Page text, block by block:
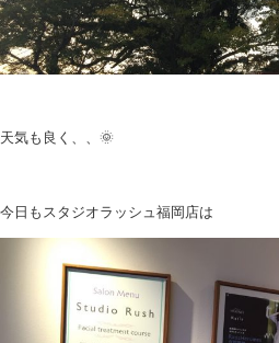
天気も良く、、🌞
今日もスタジオラッシュ福岡店は